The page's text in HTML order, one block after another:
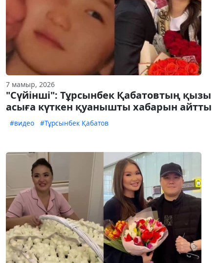
7 мамыр, 2026
"Сүйінші": Тұрсынбек Қабатовтың қызы
асыға күткен қуанышты хабарын айтты
#видео #Тұрсынбек Қабатов